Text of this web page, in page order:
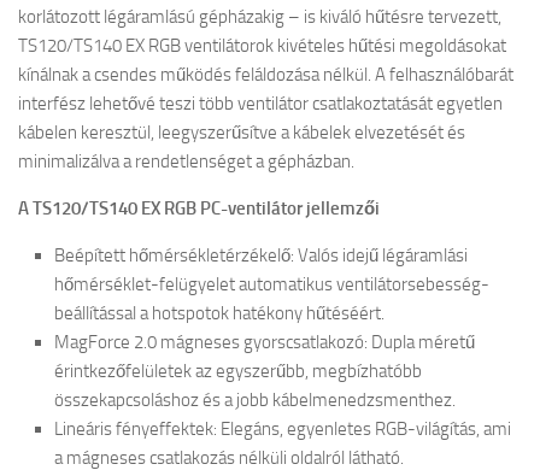
korlátozott légáramlású gépházakig – is kiváló hűtésre tervezett,
TS120/TS140 EX RGB ventilátorok kivételes hűtési megoldásokat
kínálnak a csendes működés feláldozása nélkül. A felhasználóbarát
interfész lehetővé teszi több ventilátor csatlakoztatását egyetlen
kábelen keresztül, leegyszerűsítve a kábelek elvezetését és
minimalizálva a rendetlenséget a gépházban.
A TS120/TS140 EX RGB PC-ventilátor jellemzői
Beépített hőmérsékletérzékelő: Valós idejű légáramlási
hőmérséklet-felügyelet automatikus ventilátorsebesség-
beállítással a hotspotok hatékony hűtéséért.
MagForce 2.0 mágneses gyorscsatlakozó: Dupla méretű
érintkezőfelületek az egyszerűbb, megbízhatóbb
összekapcsoláshoz és a jobb kábelmenedzsmenthez.
Lineáris fényeffektek: Elegáns, egyenletes RGB-világítás, ami
a mágneses csatlakozás nélküli oldalról látható.